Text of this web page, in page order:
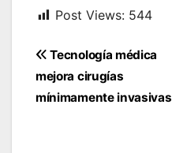
Post Views: 544
Navegación
de
entradas
Tecnología médica
mejora cirugías
mínimamente invasivas